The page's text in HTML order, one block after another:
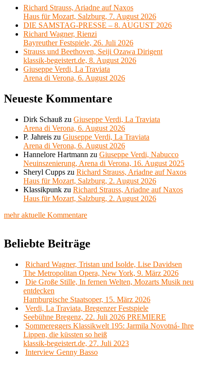
Richard Strauss, Ariadne auf Naxos
Haus für Mozart, Salzburg, 7. August 2026
DIE SAMSTAG-PRESSE – 8. AUGUST 2026
Richard Wagner, Rienzi
Bayreuther Festspiele, 26. Juli 2026
Strauss und Beethoven, Seiji Ozawa Dirigent
klassik-begeistert.de, 8. August 2026
Giuseppe Verdi, La Traviata
Arena di Verona, 6. August 2026
Neueste Kommentare
Dirk Schauß zu Giuseppe Verdi, La Traviata
Arena di Verona, 6. August 2026
P. Jahreis zu Giuseppe Verdi, La Traviata
Arena di Verona, 6. August 2026
Hannelore Hartmann zu Giuseppe Verdi, Nabucco
Neuinszenierung, Arena di Verona, 16. August 2025
Sheryl Cupps zu Richard Strauss, Ariadne auf Naxos
Haus für Mozart, Salzburg, 2. August 2026
Klassikpunk zu Richard Strauss, Ariadne auf Naxos
Haus für Mozart, Salzburg, 2. August 2026
mehr aktuelle Kommentare
Beliebte Beiträge
Richard Wagner, Tristan und Isolde, Lise Davidsen
The Metropolitan Opera, New York, 9. März 2026
Die Große Stille, In fernen Welten, Mozarts Musik neu
entdecken
Hamburgische Staatsoper, 15. März 2026
Verdi, La Traviata, Bregenzer Festspiele
Seebühne Bregenz, 22. Juli 2026 PREMIERE
Sommereggers Klassikwelt 195: Jarmila Novotná- Ihre
Lippen, die küssten so heiß
klassik-begeistert.de, 27. Juli 2023
Interview Genny Basso